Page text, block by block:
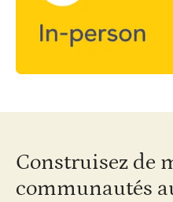
Construisez de
communautés